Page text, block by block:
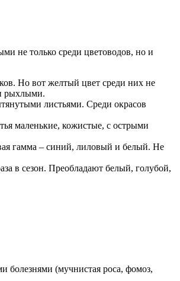
не только среди цветоводов, но и
Но вот желтый цвет среди них не
рыхлыми.
листьями. Среди окрасов
маленькие, кожистые, с острыми
гамма – синий, лиловый и белый. Не
в сезон. Преобладают белый, голубой,
болезнями (мучнистая роса, фомоз,